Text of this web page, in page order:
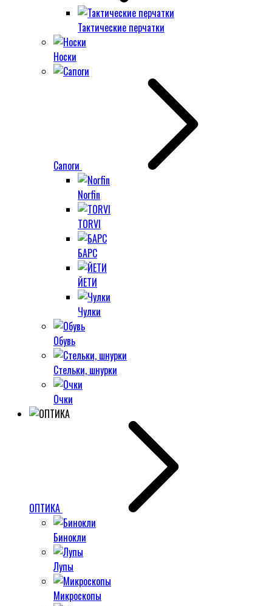
Тактические перчатки
Носки
Сапоги
Norfin
TORVI
БАРС
ЙЕТИ
Чулки
Обувь
Стельки, шнурки
Очки
ОПТИКА
Бинокли
Лупы
Микроскопы